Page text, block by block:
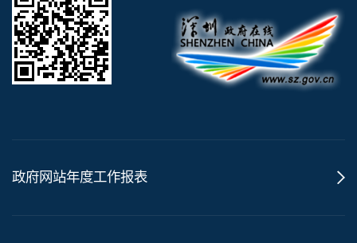
政府网站年度工作报表